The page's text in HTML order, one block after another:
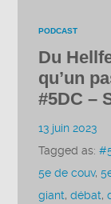
PODCAST
Du
qu’un
#5DC –
13 juin 2023
Tagged as:
5e de couv,
giant,débat,